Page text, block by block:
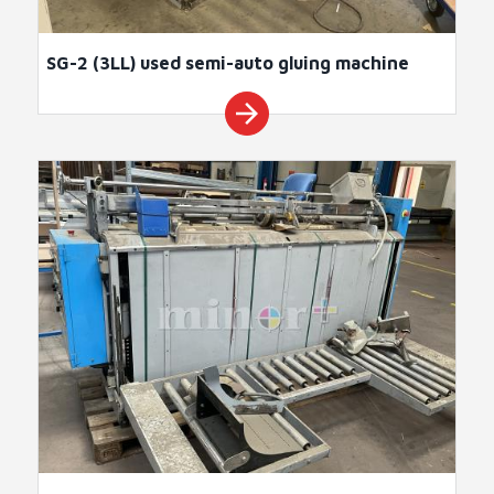
SG-2 (3LL) used semi-auto gluing machine
arrow_forward